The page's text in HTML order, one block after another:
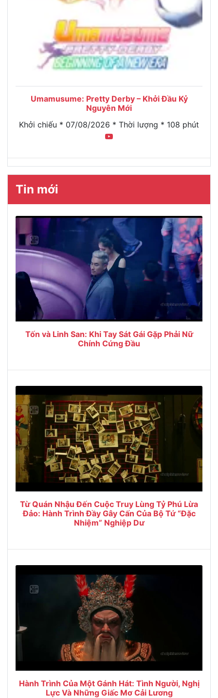
Umamusume: Pretty Derby – Khởi Đầu Kỷ
Nguyên Mới
Khởi chiếu * 07/08/2026 * Thời lượng * 108 phút
Tin mới
Tốn và Linh San: Khi Tay Sát Gái Gặp Phải Nữ
Chính Cứng Đầu
Từ Quán Nhậu Đến Cuộc Truy Lùng Tỷ Phú Lừa
Đảo: Hành Trình Đầy Gây Cấn Của Bộ Tứ “Đặc
Nhiệm” Nghiệp Dư
Hành Trình Của Một Gánh Hát: Tình Người, Nghị
Lực Và Những Giấc Mơ Cải Lương